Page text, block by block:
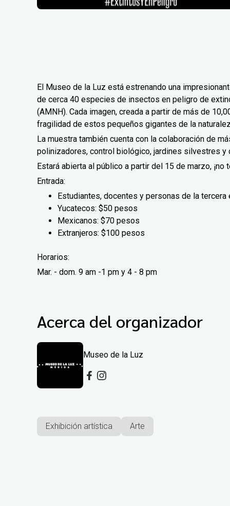
El Museo de la Luz está estrenando una
de cerca 40 especies de insectos en peligro de
(AMNH). Cada imagen, creada a partir de más de
fragilidad de estos pequeños gigantes de la
La muestra también cuenta con la colaboración de
polinizadores, control biológico, jardines silvestres y
Estará abierta al público a partir del 15 de marzo, ¡no
Entrada:
Estudiantes, docentes y personas de la
Yucatecos: $50 pesos
Mexicanos: $70 pesos
Extranjeros: $100 pesos
Horarios:
Mar. - dom. 9 am -1 pm y 4 - 8 pm
Acerca del organizador
Museo de la Luz
Exhibición artística Arte